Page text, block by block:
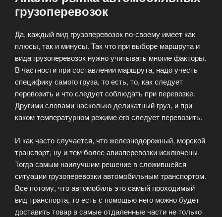
грузоперевозок
Да, каждый вид грузоперевозок по-своему имеет как
плюсы, так и минусы. Так что при выборе маршрута и
вида грузоперевозок нужно учитывать многие факторы.
В частности при составлении маршрута, надо учесть
специфику самого груза, то есть, то, как следует
перевозить и что следует соблюдать при перевозке.
Другими словами насколько деликатный груз, и при
каком температурном режиме его следует перевозить.
И как часто случается, что железнодорожный, морской
транспорт, ну и тем более авиаперевозки исключены.
Тогда самым наилучшим решение в сложившейся
ситуации грузоперевозки автомобильным транспортом.
Все потому, что автомобиль это самый проходимый
вид транспорта, то есть с помощью него можно будет
доставить товар в самые отдаленные части не только